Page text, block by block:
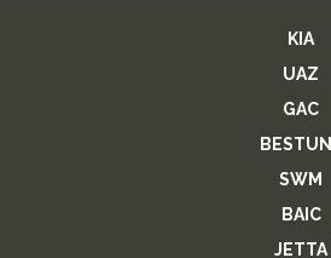
KIA
UAZ
GAC
SWM
BAIC
JETTA